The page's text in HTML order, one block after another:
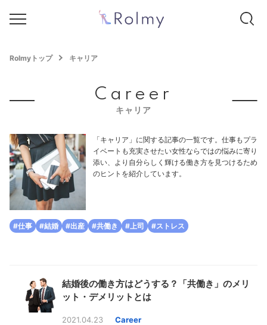
Rolmyトップ キャリア
Career
キャリア
「キャリア」に関する記事の一覧です。仕事もプラ
イベートも充実させたい女性ならではの悩みに寄り
添い、より自分らしく輝ける働き方を見つけるため
のヒントを紹介しています。
#仕事 #結婚 #出産 #共働き #上司 #ストレス
結婚後の働き方はどうする？「共働き」のメリ
ット・デメリットとは
2021.04.23 Career